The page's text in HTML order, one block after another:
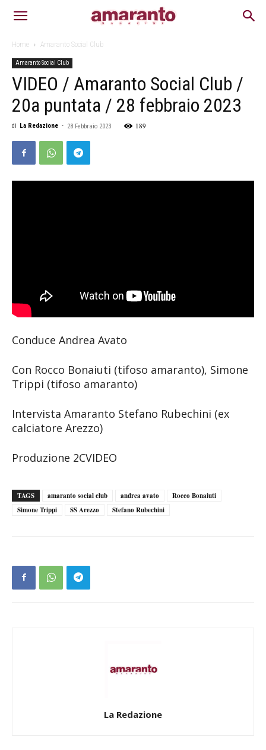
Home Amaranto Social Club
Amaranto Social Club
VIDEO / Amaranto Social Club /
20a puntata / 28 febbraio 2023
di La Redazione - 28 Febbraio 2023 189
Conduce Andrea Avato
Con Rocco Bonaiuti (tifoso amaranto), Simone
Trippi (tifoso amaranto)
Intervista Amaranto Stefano Rubechini (ex
calciatore Arezzo)
Produzione 2CVIDEO
TAGS amaranto social club andrea avato
Rocco Bonaiuti
Simone Trippi
SS Arezzo Stefano Rubechini
La Redazione